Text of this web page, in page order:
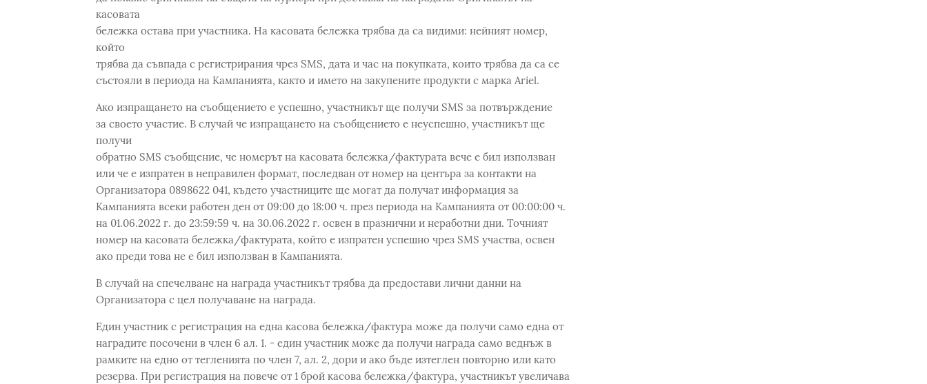
касовата
бележка остава при участника. На касовата бележка трябва да са видими: нейният номер,
който
трябва да съвпада с регистрирания чрез SMS, дата и час на покупката, които трябва да са се
състояли в периода на Кампанията, както и името на закупените продукти с маркa Ariel.
Ако изпращането на съобщението е успешно, участникът ще получи SMS за потвърждение
за своето участие. В случай че изпращането на съобщението е неуспешно, участникът ще
получи
обратно SMS съобщение, че номерът на касовата бележка/фактурата вече е бил използван
или че е изпратен в неправилен формат, последван от номер на центъра за контакти на
Организатора 0898622 041, където участниците ще могат да получат информация за
Кампанията всеки работен ден от 09:00 до 18:00 ч. през периода на Кампанията от 00:00:00 ч.
на 01.06.2022 г. до 23:59:59 ч. на 30.06.2022 г. освен в празнични и неработни дни. Точният
номер на касовата бележка/фактурата, който е изпратен успешно чрез SMS участва, освен
ако преди това не е бил използван в Кампанията.
В случай на спечелване на награда участникът трябва да предостави лични данни на
Организатора с цел получаване на награда.
Един участник с регистрация на една касова бележка/фактура може да получи само една от
наградите посочени в член 6 ал. 1. - един участник може да получи награда само веднъж в
рамките на едно от тегленията по член 7, ал. 2, дори и ако бъде изтеглен повторно или като
резерва. При регистрация на повече от 1 брой касова бележка/фактура, участникът увеличава